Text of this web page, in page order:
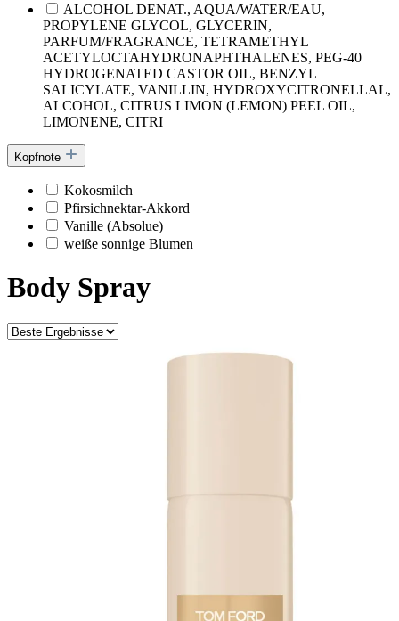
ALCOHOL DENAT., AQUA/WATER/EAU,
PROPYLENE GLYCOL, GLYCERIN,
PARFUM/FRAGRANCE, TETRAMETHYL
ACETYLOCTAHYDRONAPHTHALENES, PEG-40
HYDROGENATED CASTOR OIL, BENZYL
SALICYLATE, VANILLIN, HYDROXYCITRONELLAL,
ALCOHOL, CITRUS LIMON (LEMON) PEEL OIL,
LIMONENE, CITRI
Kopfnote
Kokosmilch
Pfirsichnektar-Akkord
Vanille (Absolue)
weiße sonnige Blumen
Body Spray